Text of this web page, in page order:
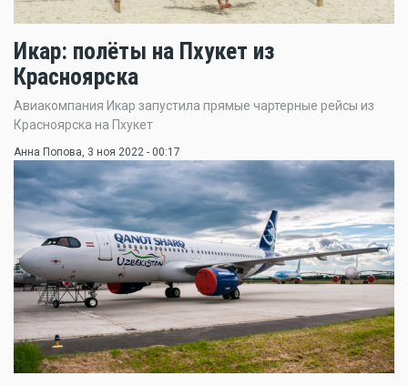
Икар: полёты на Пхукет из
Красноярска
Авиакомпания Икар запустила прямые чартерные рейсы из
Красноярска на Пхукет
Анна Попова , 3 ноя 2022 - 00:17